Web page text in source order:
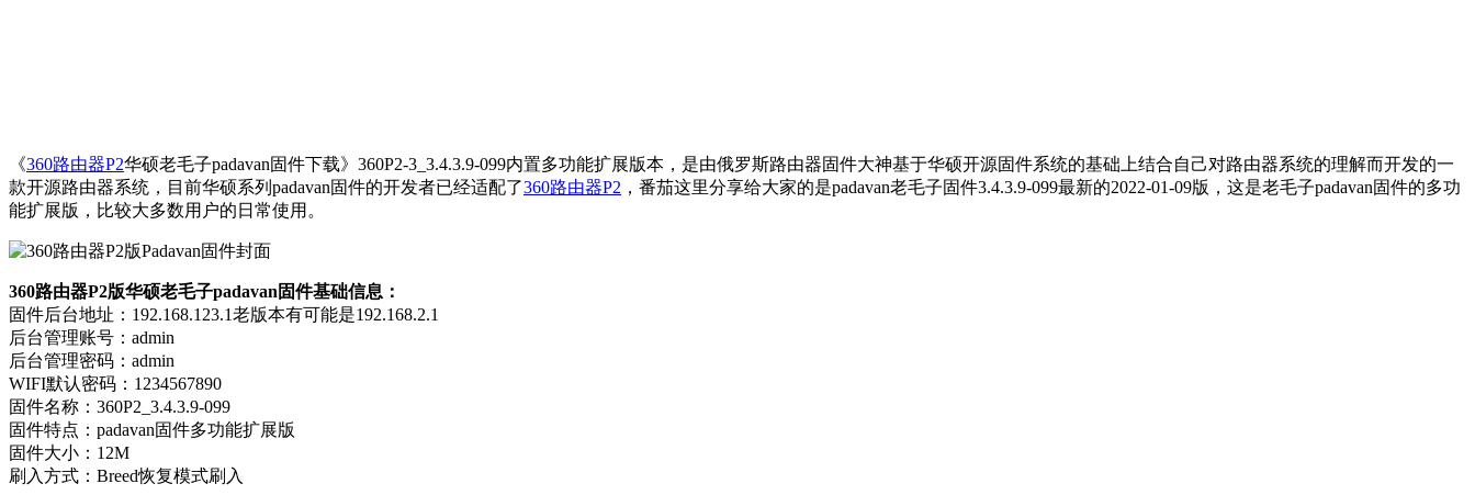
《360路由器P2华硕老毛子padavan固件下载》360P2-3_3.4.3.9-099内置多功能扩展版本，是由俄罗斯路由器固件大神基于华硕开源固件系统的基础上结合自己对路由器系统的理解而开发的一
款开源路由器系统，目前华硕系列padavan固件的开发者已经适配了360路由器P2 ，番茄这里分享给大家的是padavan老毛子固件3.4.3.9-099最新的2022-01-09版，这是老毛子padavan固件的多功
能扩展版，比较大多数用户的日常使用。
360路由器P2版华硕老毛子padavan固件基础信息：
固件后台地址：192.168.123.1老版本有可能是192.168.2.1
后台管理账号：admin
后台管理密码：admin
WIFI默认密码：1234567890
固件名称：360P2_3.4.3.9-099
固件特点：padavan固件多功能扩展版
固件大小：12M
刷入方式：Breed恢复模式刷入